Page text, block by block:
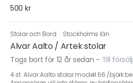
500 kr
Stolar och Bord · Stockholms län
Alvar Aalto / Artek stolar
Togs bort för 12 år sedan - Till
4 st. Alvar Aalto stolar modell 66 /björk